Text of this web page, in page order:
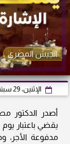
الجيش المصري
الإثنين، 29 سبتمبر 2025
أصدر الدكتور
مدفوعة الأجر،